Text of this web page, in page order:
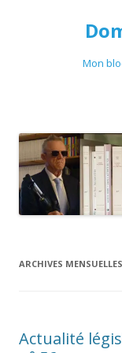
Mon
ARCHIVES
Actualité